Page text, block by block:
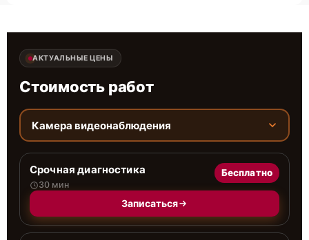
АКТУАЛЬНЫЕ ЦЕНЫ
Стоимость работ
Камера видеонаблюдения
Срочная диагностика
30 мин
Бесплатно
Записаться